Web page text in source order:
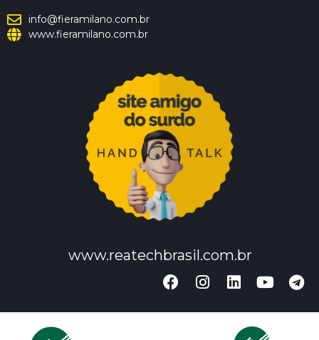
info@fieramilano.com.br
www.fieramilano.com.br
www.reatechbrasil.com.br